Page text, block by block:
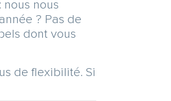
nous nous
? Pas de
dont vous
de flexibilité. Si